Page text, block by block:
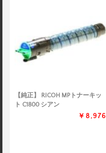
【純正】 RICOH MPトナーキッ
ト C1800 シアン
￥8,976